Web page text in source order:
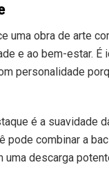
uma obra de arte
e ao bem-estar. É
personalidade
é a suavidade
pode combinar a
descarga